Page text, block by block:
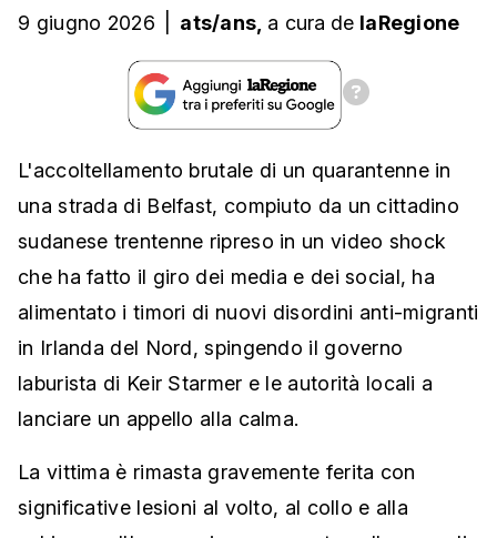
9 giugno 2026 ats/ans, a cura de laRegione
L'accoltellamento brutale di un quarantenne in
una strada di Belfast, compiuto da un cittadino
sudanese trentenne ripreso in un video shock
che ha fatto il giro dei media e dei social, ha
alimentato i timori di nuovi disordini anti-migranti
in Irlanda del Nord, spingendo il governo
laburista di Keir Starmer e le autorità locali a
lanciare un appello alla calma.
La vittima è rimasta gravemente ferita con
significative lesioni al volto, al collo e alla